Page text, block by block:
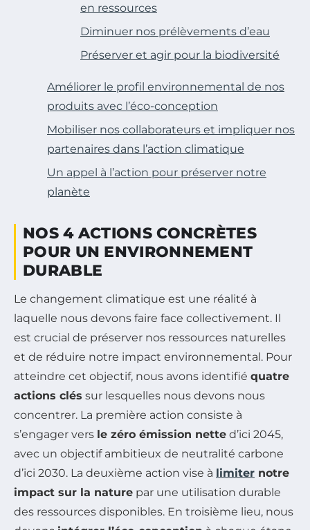
en ressources
Diminuer nos prélèvements d’eau
Préserver et agir pour la biodiversité
Améliorer le profil environnemental de nos
produits avec l’éco-conception
Mobiliser nos collaborateurs et impliquer nos
partenaires dans l’action climatique
Un appel à l’action pour préserver notre
planète
NOS 4 ACTIONS CONCRÈTES
POUR UN ENVIRONNEMENT
DURABLE
Le changement climatique est une réalité à
laquelle nous devons faire face collectivement. Il
est crucial de préserver nos ressources naturelles
et de réduire notre impact environnemental. Pour
atteindre cet objectif, nous avons identifié quatre
actions clés sur lesquelles nous devons nous
concentrer. La première action consiste à
s’engager vers le zéro émission nette d’ici 2045,
avec un objectif ambitieux de neutralité carbone
d’ici 2030. La deuxième action vise à limiter notre
impact sur la nature par une utilisation durable
des ressources disponibles. En troisième lieu, nous